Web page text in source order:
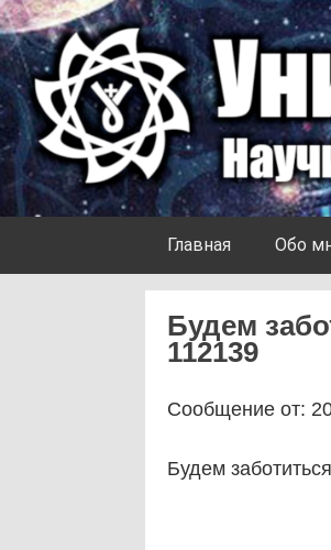
Университет
Главная Обо
Будем
112139
Сообщение от:
Будем